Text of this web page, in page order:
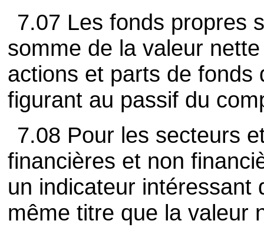
7.07 Les fonds propres
somme de la valeur
actions et parts de fonds
figurant au passif du
7.08 Pour les secteurs
financières et non
un indicateur intéressant
même titre que la valeur